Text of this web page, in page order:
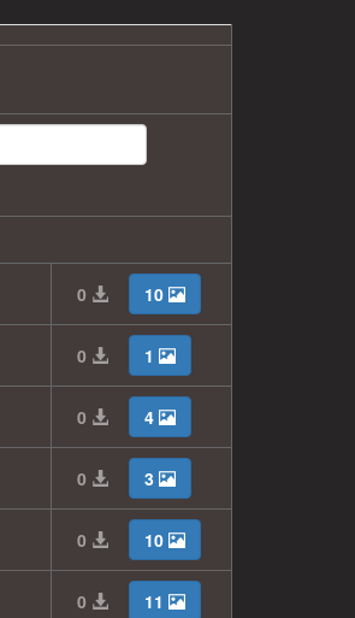
0 10
0 1
0 4
0 3
0 10
0 11